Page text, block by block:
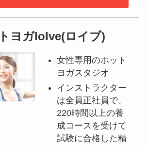
ヨガloIve(ロイブ)
女性専用のホット
ヨガスタジオ
インストラクター
は全員正社員で、
220時間以上の養
成コースを受けて
試験に合格した精